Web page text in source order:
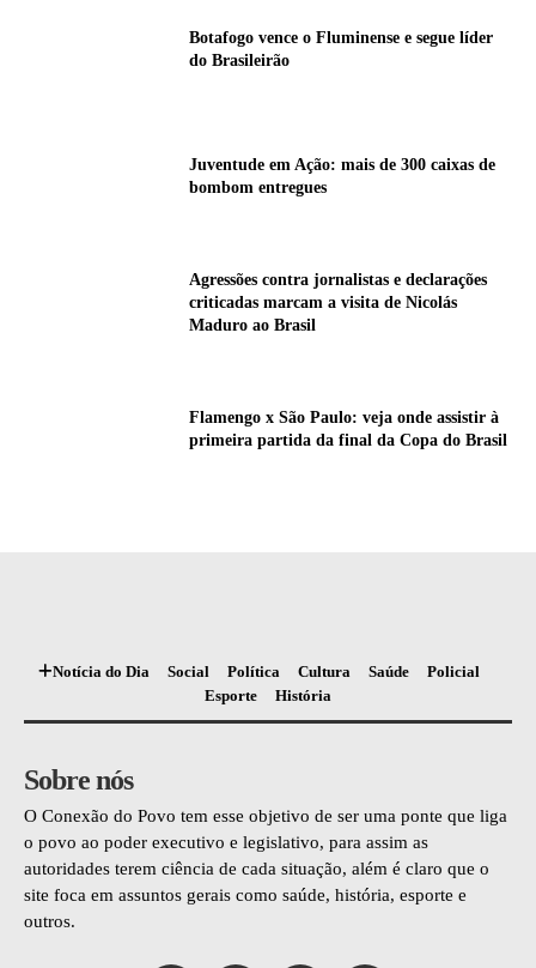
Botafogo vence o Fluminense e segue líder
do Brasileirão
Juventude em Ação: mais de 300 caixas de
bombom entregues
Agressões contra jornalistas e declarações
criticadas marcam a visita de Nicolás
Maduro ao Brasil
Flamengo x São Paulo: veja onde assistir à
primeira partida da final da Copa do Brasil
Notícia do Dia Social Política Cultura Saúde
Policial
Esporte
História
Sobre nós
O Conexão do Povo tem esse objetivo de ser uma ponte que liga
o povo ao poder executivo e legislativo, para assim as
autoridades terem ciência de cada situação, além é claro que o
site foca em assuntos gerais como saúde, história, esporte e
outros.